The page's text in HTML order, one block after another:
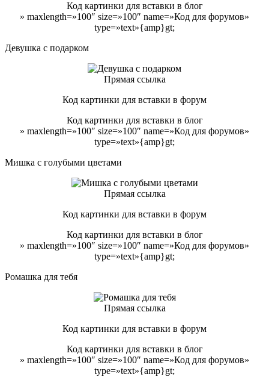
Код картинки для вставки в блог
» maxlength=»100″ size=»100″ name=»Код для форумов»
type=»text»{amp}gt;
Девушка с подарком
Прямая ссылка
Код картинки для вставки в форум
Код картинки для вставки в блог
» maxlength=»100″ size=»100″ name=»Код для форумов»
type=»text»{amp}gt;
Мишка с голубыми цветами
Прямая ссылка
Код картинки для вставки в форум
Код картинки для вставки в блог
» maxlength=»100″ size=»100″ name=»Код для форумов»
type=»text»{amp}gt;
Ромашка для тебя
Прямая ссылка
Код картинки для вставки в форум
Код картинки для вставки в блог
» maxlength=»100″ size=»100″ name=»Код для форумов»
type=»text»{amp}gt;